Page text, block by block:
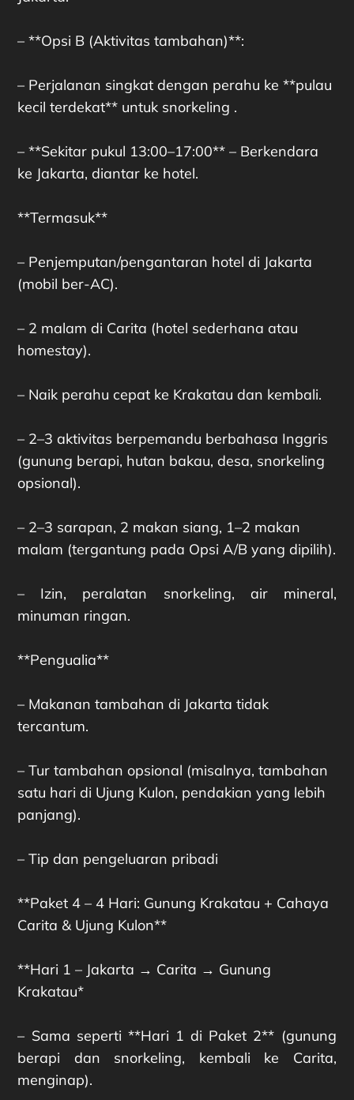
– **Opsi B (Aktivitas tambahan)**:
– Perjalanan singkat dengan perahu ke **pulau
kecil terdekat** untuk snorkeling .
– **Sekitar pukul 13:00–17:00** – Berkendara
ke Jakarta, diantar ke hotel.
**Termasuk**
– Penjemputan/pengantaran hotel di Jakarta
(mobil ber-AC).
– 2 malam di Carita (hotel sederhana atau
homestay).
– Naik perahu cepat ke Krakatau dan kembali.
– 2–3 aktivitas berpemandu berbahasa Inggris
(gunung berapi, hutan bakau, desa, snorkeling
opsional).
– 2–3 sarapan, 2 makan siang, 1–2 makan
malam (tergantung pada Opsi A/B yang dipilih).
– Izin, peralatan snorkeling, air mineral,
minuman ringan.
**Pengualia**
– Makanan tambahan di Jakarta tidak
tercantum.
– Tur tambahan opsional (misalnya, tambahan
satu hari di Ujung Kulon, pendakian yang lebih
panjang).
– Tip dan pengeluaran pribadi
**Paket 4 – 4 Hari: Gunung Krakatau + Cahaya
Carita & Ujung Kulon**
**Hari 1 – Jakarta → Carita → Gunung
Krakatau*
– Sama seperti **Hari 1 di Paket 2** (gunung
berapi dan snorkeling, kembali ke Carita,
menginap).